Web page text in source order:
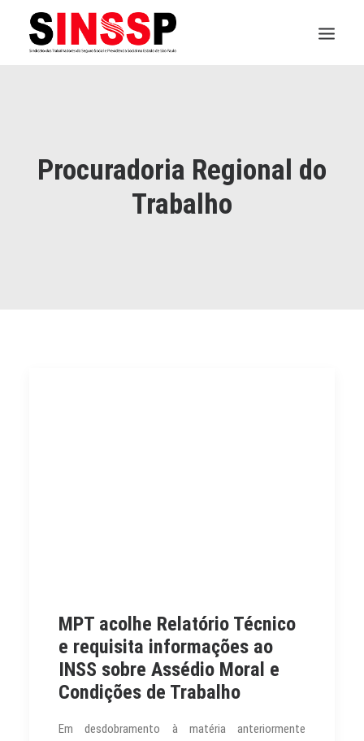
INSS
Procuradoria Regional do
Trabalho
MPT acolhe Relatório Técnico
e requisita informações ao
INSS sobre Assédio Moral e
Condições de Trabalho
Em desdobramento à matéria anteriormente